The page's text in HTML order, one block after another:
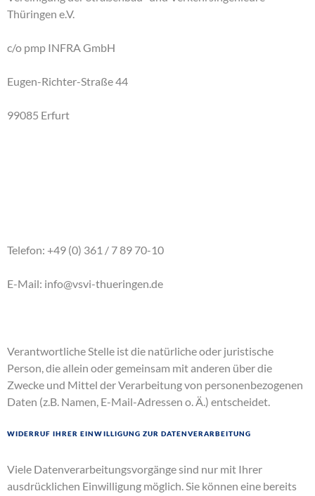
Thüringen e.V.
c/o pmp INFRA GmbH
Eugen-Richter-Straße 44
99085 Erfurt
Telefon: +49 (0) 361 / 7 89 70-10
E-Mail: info@vsvi-thueringen.de
Verantwortliche Stelle ist die natürliche oder juristische
Person, die allein oder gemeinsam mit anderen über die
Zwecke und Mittel der Verarbeitung von personenbezogenen
Daten (z.B. Namen, E-Mail-Adressen o. Ä.) entscheidet.
Widerruf Ihrer Einwilligung zur Datenverarbeitung
Viele Datenverarbeitungsvorgänge sind nur mit Ihrer
ausdrücklichen Einwilligung möglich. Sie können eine bereits